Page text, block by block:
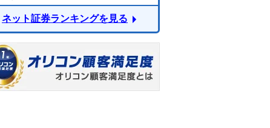
ネット証券ランキングを見る